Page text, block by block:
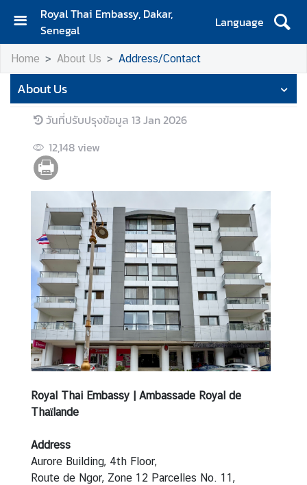
Royal Thai Embassy, Dakar,
Senegal
Language
H
o
m
e
A
b
o
u
t
S
e
r
v
i
c
e
e
w
s
Home About Us Address/Contact
About Us
วันที่ปรับปรุงข้อมูล 13 Jan 2026
12,148 view
Royal Thai Embassy | Ambassade Royal de
Thaïlande
Address
Aurore Building, 4th Floor,
Route de Ngor, Zone 12 Parcelles No. 11,